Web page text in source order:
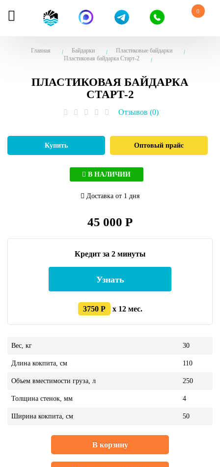
0
Главная Байдарки
Пластиковые байдарки
Пластиковая байдарка Старт-2
ПЛАСТИКОВАЯ БАЙДАРКА
СТАРТ-2
Отзывов (0)
Купить Оптовый прайс
В НАЛИЧИИ
Доставка от 1 дня
45 000 Р
Кредит за 2 минуты
Узнать
3750 Р x 12 мес.
Вес, кг 30
Длина кокпита, см 110
Объем вместимости груза, л 250
Толщина стенок, мм 4
Ширина кокпита, см 50
В корзину